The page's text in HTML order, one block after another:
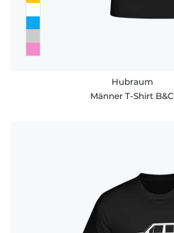
Hubraum
Männer T-Shirt B&C